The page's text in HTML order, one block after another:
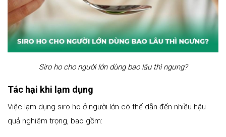
Siro ho cho người lớn dùng bao lâu thì ngưng?
Tác hại khi lạm dụng
Việc lạm dụng siro ho ở người lớn có thể dẫn đến nhiều hậu
quả nghiêm trọng, bao gồm: